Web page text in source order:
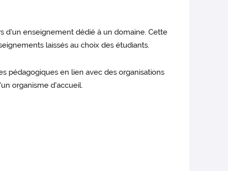
d'un enseignement dédié à un domaine. Cette
laissés au choix des étudiants.
pédagogiques en lien avec des organisations
organisme d'accueil.